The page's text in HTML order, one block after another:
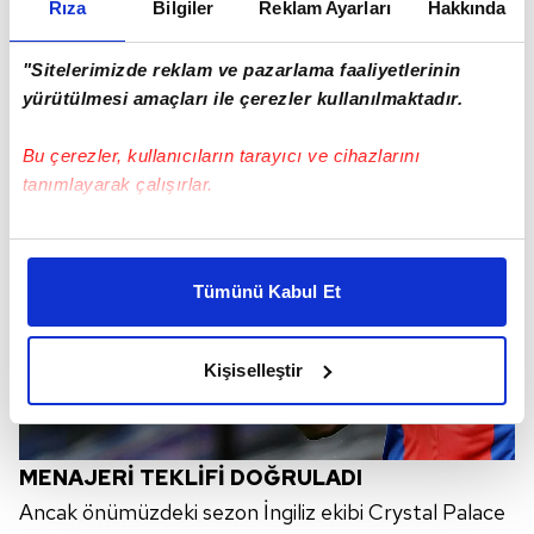
Rıza Bilgiler Reklam Ayarları Hakkında
"Sitelerimizde reklam ve pazarlama faaliyetlerinin
yürütülmesi amaçları ile çerezler kullanılmaktadır.
Bu çerezler, kullanıcıların tarayıcı ve cihazlarını
tanımlayarak çalışırlar.
Bu çerezlere izin vermeniz halinde sizlere özel
daha iyi reklam deneyimi yaşatabiliriz. Bunu yaparken
amacımızın size daha iyi bir reklam deneyimi sunmak
elimizden gelen çabayı gösterdiğimizi ve bu noktada,
kalemimiz olduğunu sizlere hatırlatmak isteriz.
Her halükârda, kullanıcılar, bu çerezlere izin vermedikleri
takdirde, kullanıcılara hedefli reklamlar
Tümünü Kabul Et
Kişiselleştir
MENAJERİ TEKLİFİ DOĞRULADI
Ancak önümüzdeki sezon İngiliz ekibi Crystal Palace